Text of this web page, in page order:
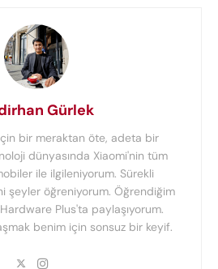
Gürlek
bir meraktan öte, adeta bir
dünyasında Xiaomi'nin tüm
ile ilgileniyorum. Sürekli
şeyler öğreniyorum. Öğrendiğim
Plus'ta paylaşıyorum.
benim için sonsuz bir keyif.